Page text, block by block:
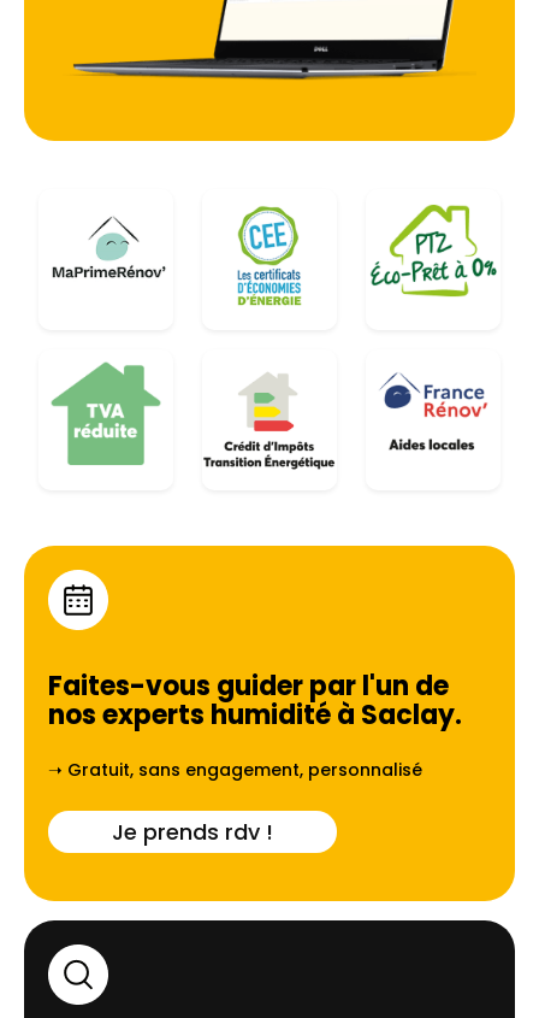
Faites-vous guider par l'un de
nos experts humidité à Saclay.
➝ Gratuit, sans engagement, personnalisé
Je prends rdv !